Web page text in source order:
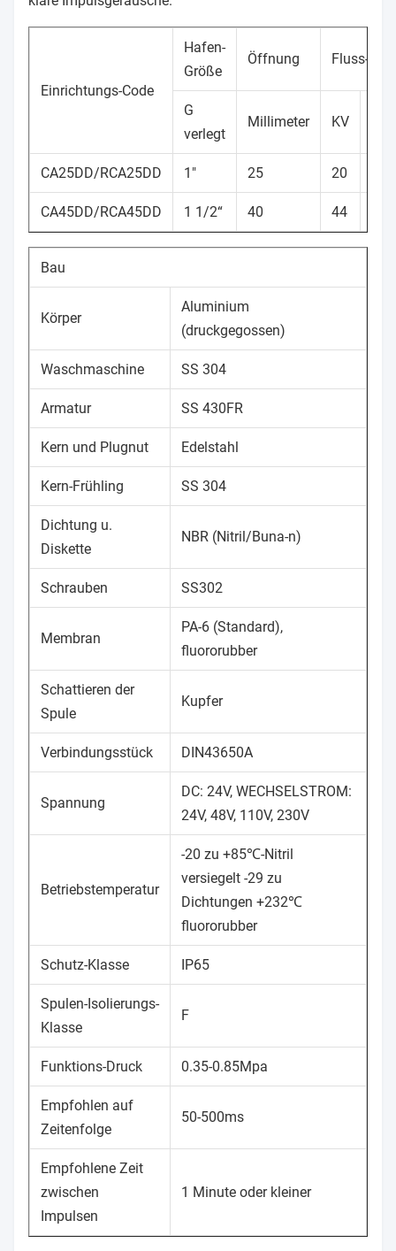
Einrichtungs-Code
Hafen-
Größe
Öffnung Fluss-Wert
G
verlegt
Millimeter KV
CA25DD/RCA25DD 1" 25 20
CA45DD/RCA45DD 1 1/2“ 40 44
Bau
Körper
Aluminium
(druckgegossen)
Waschmaschine SS 304
Armatur SS 430FR
Kern und Plugnut Edelstahl
Kern-Frühling SS 304
Dichtung u.
Diskette
NBR (Nitril/Buna-n)
Schrauben SS302
Membran
PA-6 (Standard),
fluororubber
Schattieren der
Spule
Kupfer
Verbindungsstück DIN43650A
Spannung
DC: 24V, WECHSELSTROM:
24V, 48V, 110V, 230V
Betriebstemperatur
-20 zu +85℃-Nitril
versiegelt -29 zu
Dichtungen +232℃
fluororubber
Schutz-Klasse IP65
Spulen-Isolierungs-
Klasse
F
Funktions-Druck 0.35-0.85Mpa
Empfohlen auf
Zeitenfolge
50-500ms
Empfohlene Zeit
zwischen
Impulsen
1 Minute oder kleiner